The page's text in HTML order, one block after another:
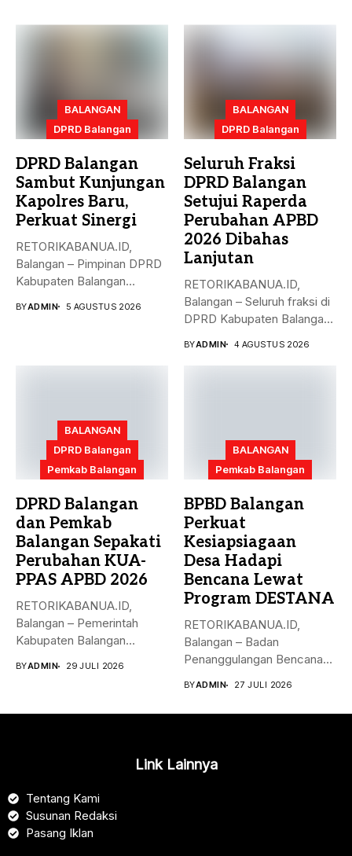
BALANGAN
DPRD Balangan
DPRD Balangan
Sambut Kunjungan
Kapolres Baru,
Perkuat Sinergi
RETORIKABANUA.ID,
Balangan – Pimpinan DPRD
Kabupaten Balangan
BYADMIN 5 AGUSTUS 2026
BALANGAN
DPRD Balangan
Seluruh Fraksi
DPRD Balangan
Setujui Raperda
Perubahan APBD
2026 Dibahas
Lanjutan
RETORIKABANUA.ID,
Balangan – Seluruh fraksi di
DPRD Kabupaten Balangan
BYADMIN 4 AGUSTUS 2026
BALANGAN
DPRD Balangan
Pemkab Balangan
DPRD Balangan
dan Pemkab
Balangan Sepakati
Perubahan KUA-
PPAS APBD 2026
RETORIKABANUA.ID,
Balangan – Pemerintah
Kabupaten Balangan
BYADMIN 29 JULI 2026
BALANGAN
Pemkab Balangan
BPBD Balangan
Perkuat
Kesiapsiagaan
Desa Hadapi
Bencana Lewat
Program DESTANA
RETORIKABANUA.ID,
Balangan – Badan
Penanggulangan Bencana
memperkuat...
BYADMIN 27 JULI 2026
Link Lainnya
Tentang Kami
Susunan Redaksi
Pasang Iklan